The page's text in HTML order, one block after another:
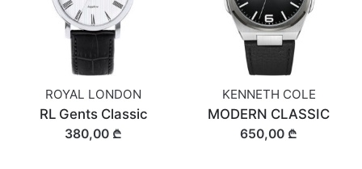
ROYAL LONDON
RL Gents Classic
380,00 ₾
KENNETH COLE
MODERN CLASSIC
650,00 ₾